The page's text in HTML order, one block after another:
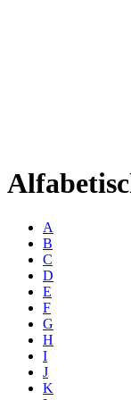
A
B
C
D
E
F
G
H
I
J
K